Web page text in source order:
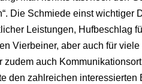
Die Schmiede einst wichtiger
Leistungen, Hufbeschlag
Vierbeiner, aber auch für
auch
den zahlreichen interessierten